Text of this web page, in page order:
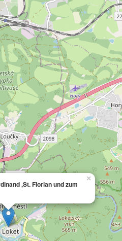
,St. Florian und zum
×